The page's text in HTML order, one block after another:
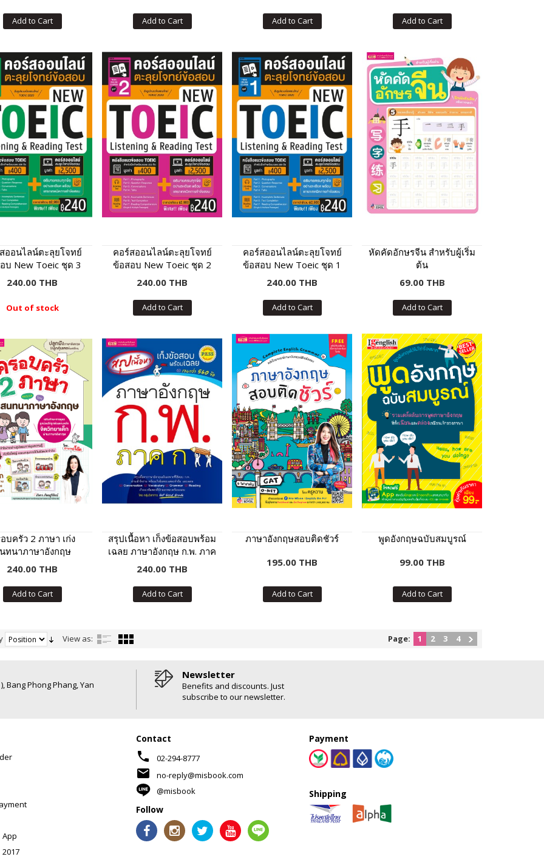
Add to Cart Add to Cart Add to Cart Add to Cart
ออนไลน์ตะลุยโจทย์
บ New Toeic ชุด 3
240.00 THB
Out of stock
คอร์สออนไลน์ตะลุยโจทย์
ข้อสอบ New Toeic ชุด 2
240.00 THB
Add to Cart
คอร์สออนไลน์ตะลุยโจทย์
ข้อสอบ New Toeic ชุด 1
240.00 THB
Add to Cart
หัดคัดอักษรจีน สำหรับผู้เริ่ม
ต้น
69.00 THB
Add to Cart
บครัว 2 ภาษา เก่ง
ทนาภาษาอังกฤษ
240.00 THB
Add to Cart
สรุปเนื้อหา เก็งข้อสอบพร้อม
เฉลย ภาษาอังกฤษ ก.พ. ภาค
ก
240.00 THB
Add to Cart
ภาษาอังกฤษสอบติดชัวร์
195.00 THB
Add to Cart
พูดอังกฤษฉบับสมบูรณ์
99.00 THB
Add to Cart
View as: Page: 1 2 3 4
Bang Phong Phang, Yan
Newsletter
Benefits and discounts. Just
subscribe to our newsletter.
Contact
phone 02-294-8777
mail
no-reply@misbook.com
@misbook
Follow
Payment
Shipping